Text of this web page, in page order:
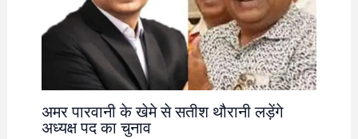
अमर पारवानी के खेमे से सतीश थौरानी लड़ेंगे
अध्यक्ष पद का चुनाव